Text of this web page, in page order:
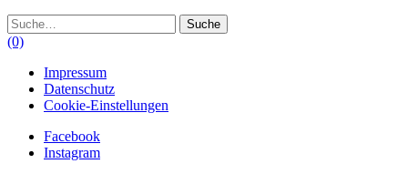
Suche
(0)
Impressum
Datenschutz
Cookie-Einstellungen
Facebook
Instagram